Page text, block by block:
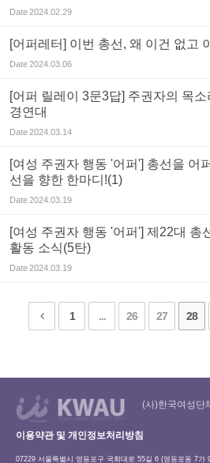
Date2024.02.29
[어퍼레터] 이번 총선, 왜 이건 없고
Date2024.03.06
[어퍼 릴레이 3문3답] 주권자의 목
경연대
Date2024.03.14
[여성 주권자 행동 '어퍼'] 총선을 어
선을 향한 한마디!(1)
Date2024.03.19
[여성 주권자 행동 '어퍼'] 제22대 총
활동 소식(5탄)
Date2024.03.19
1 ... 26 27 28
(사)한국여성단
이용약관 및 개인정보처리방침
07229 서울특별시 영등포구 국회대로 55길 6 (영등포동 7가